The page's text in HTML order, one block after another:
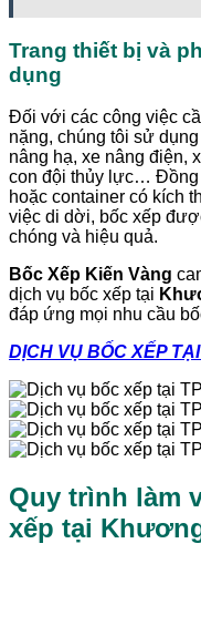
Trang thiết bị và
dụng
Đối với các công việc
nặng, chúng tôi sử
nâng hạ, xe nâng điện,
con đội thủy lực… Đồng
hoặc container có kích
việc di dời, bốc xếp
chóng và hiệu quả.
Bốc Xếp Kiến Vàng
dịch vụ bốc xếp tại
đáp ứng mọi nhu cầu
DỊCH VỤ BỐC XẾP
Quy trình làm
xếp tại